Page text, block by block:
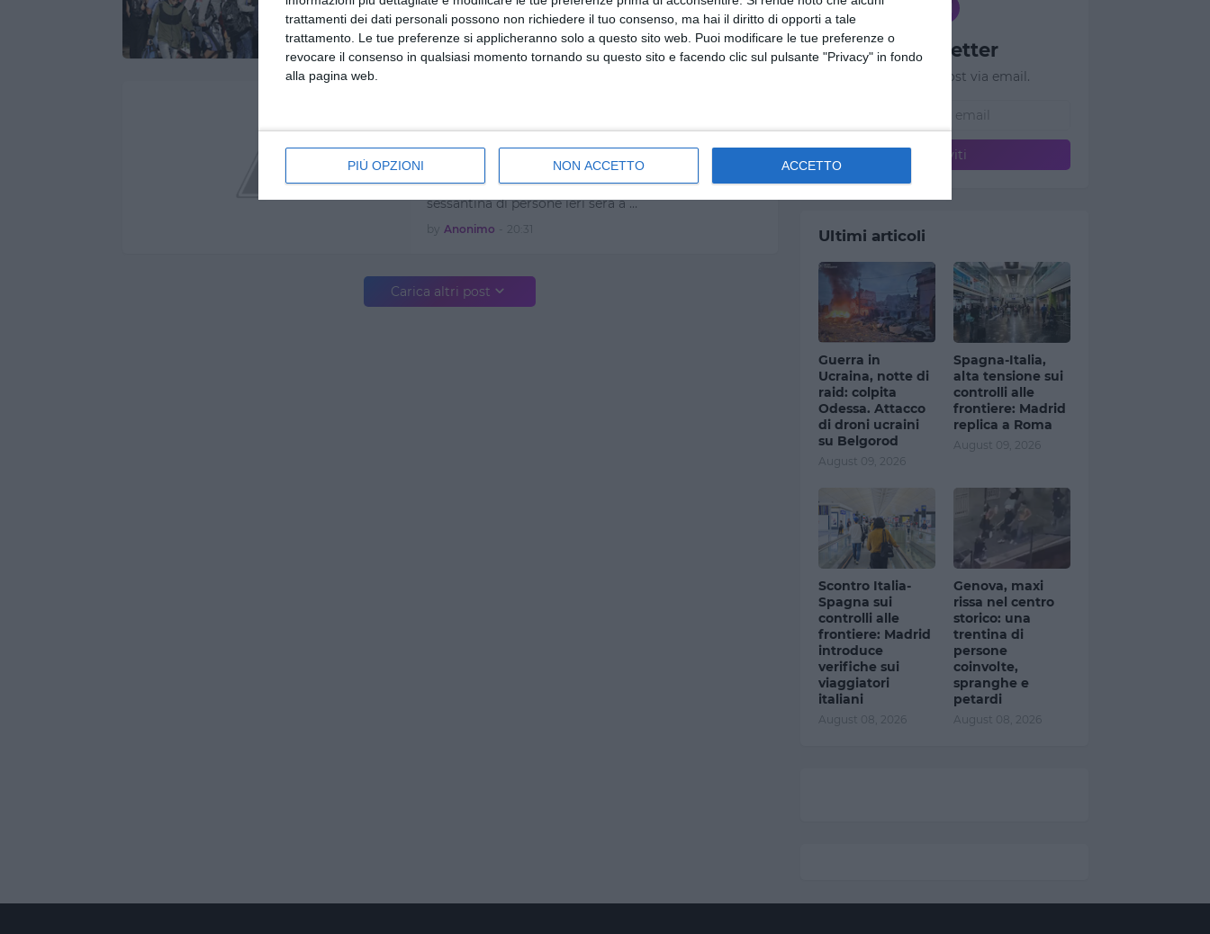
trattamenti dei dati personali possono non richiedere il tuo consenso, ma hai il diritto di opporti a tale
trattamento. Le tue preferenze si applicheranno solo a questo sito web. Puoi modificare le tue preferenze o
revocare il consenso in qualsiasi momento tornando su questo sito e facendo clic sul pulsante "Privacy" in fondo
alla pagina web.
PIÙ OPZIONI NON ACCETTO ACCETTO
all'Unione Europea. Il Primo Mi…
by Redazione Puglia - 18:30
Mondiali: scontri e arresti a
(ANSA) - ROMA, 7 SET - La polizia ha arrestato una
sessantina di persone ieri sera a …
by Anonimo 20:31
Carica altri post
Newsletter
Ricevi nuovi post via email.
Ultimi articoli
Guerra in
Ucraina, notte di
raid: colpita
Odessa. Attacco
di droni ucraini
su Belgorod
August 09, 2026
Spagna-Italia,
alta tensione sui
controlli alle
frontiere: Madrid
replica a Roma
August 09, 2026
Scontro Italia-
Spagna sui
controlli alle
frontiere: Madrid
introduce
verifiche sui
viaggiatori
italiani
August 08, 2026
Genova, maxi
rissa nel centro
storico: una
trentina di
persone
coinvolte,
spranghe e
petardi
August 08, 2026